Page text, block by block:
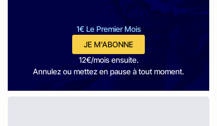
1€ Le Premier Mois
JE M'ABONNE
12€/mois ensuite.
Annulez ou mettez en pause à tout moment.